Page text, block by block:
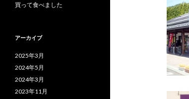
買って食べました
アーカイブ
2025年3月
2024年5月
2024年3月
2023年11月